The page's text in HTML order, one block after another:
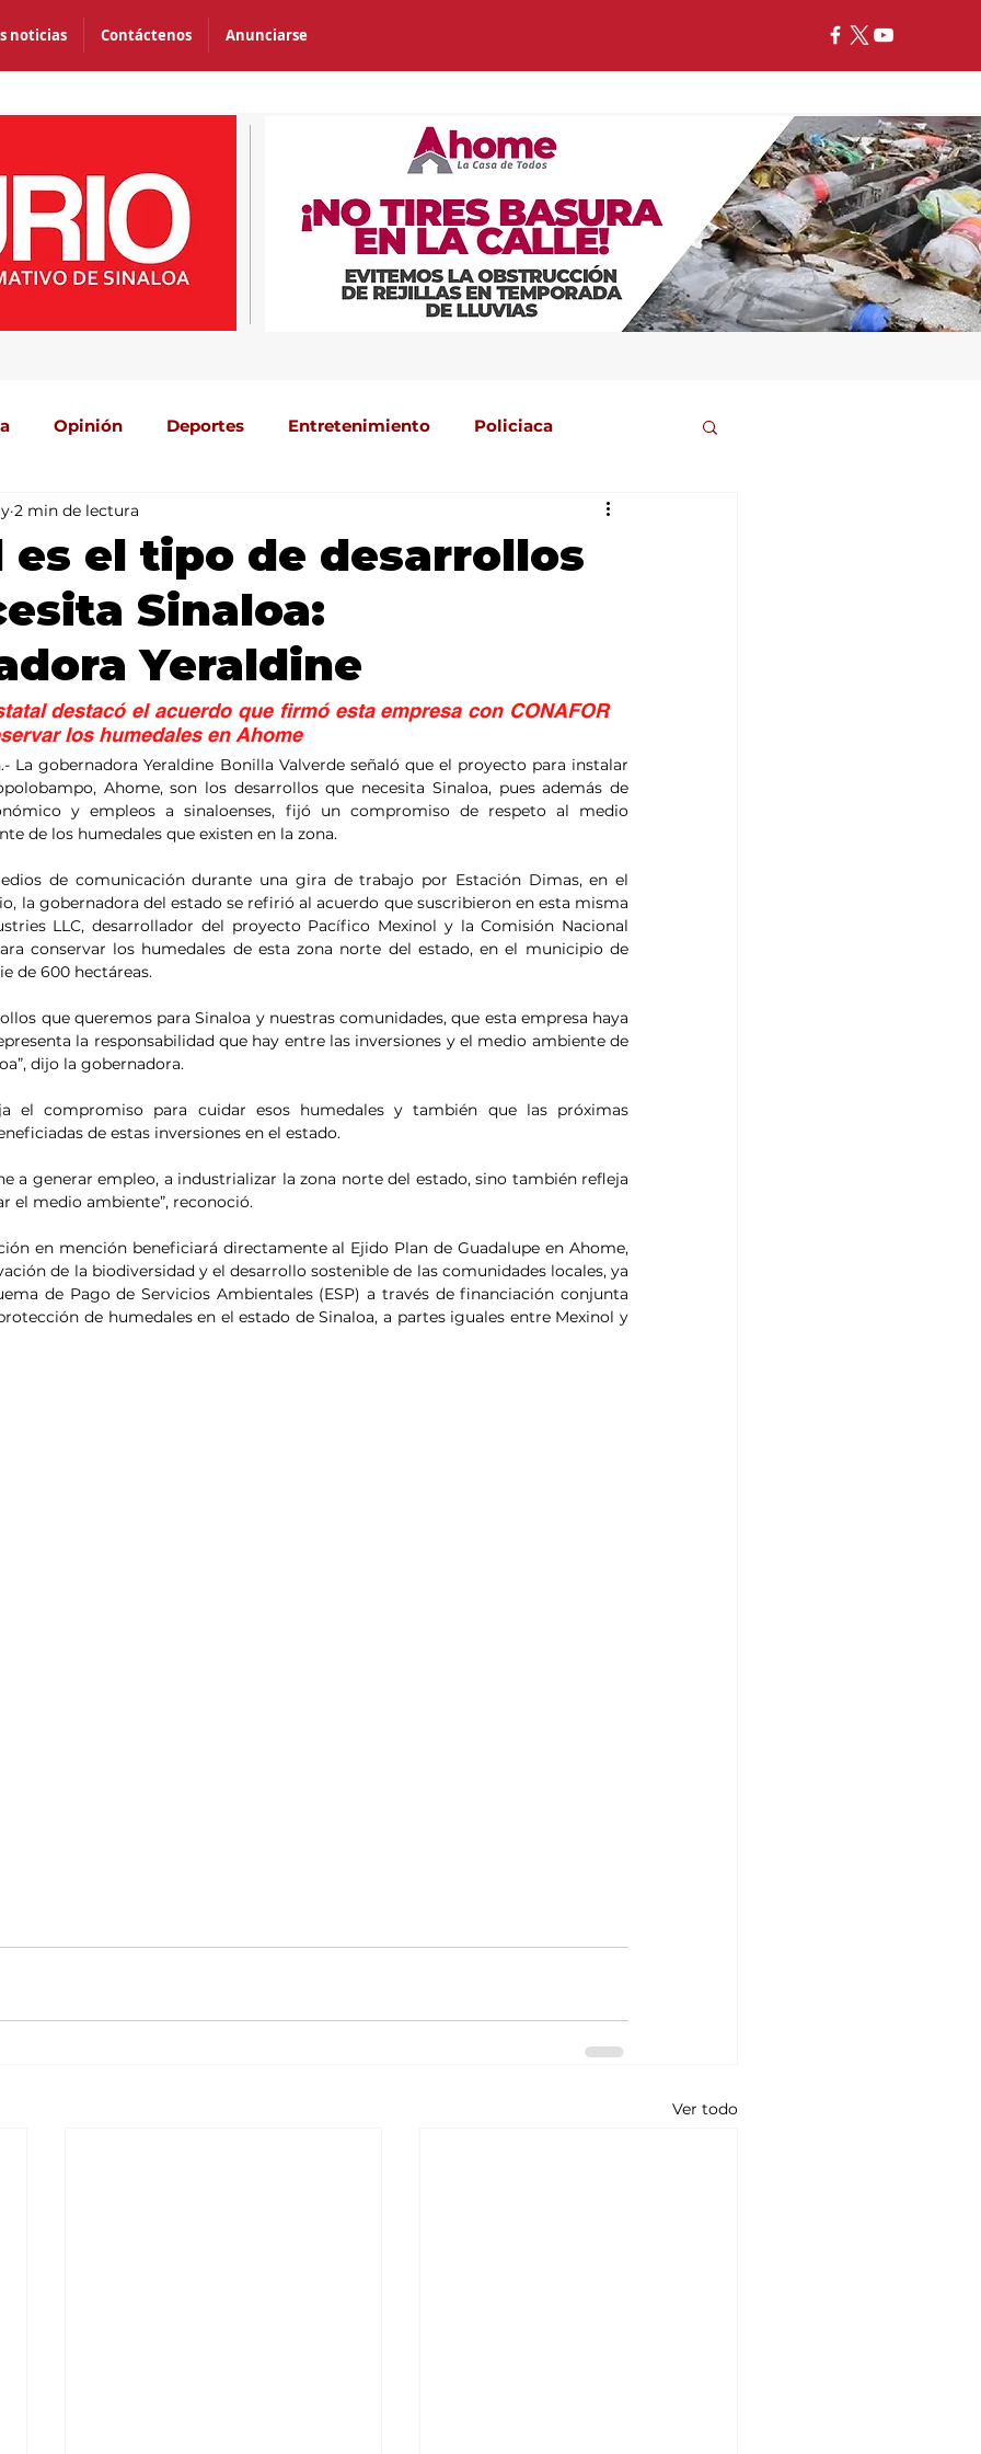
noticias Contáctenos Anunciarse
Opinión Deportes Entretenimiento Policiaca
Mundo Portada 2
es el tipo de desarrollos
Sinaloa:
Yeraldine
2 min de lectura
destacó el acuerdo que firmó esta empresa con CONAFOR
los humedales en Ahome
La gobernadora Yeraldine Bonilla Valverde señaló que el proyecto para instalar
Ahome, son los desarrollos que necesita Sinaloa, pues además de
y empleos a sinaloenses, fijó un compromiso de respeto al medio
de los humedales que existen en la zona.
de comunicación durante una gira de trabajo por Estación Dimas, en el
la gobernadora del estado se refirió al acuerdo que suscribieron en esta misma
LLC, desarrollador del proyecto Pacífico Mexinol y la Comisión Nacional
conservar los humedales de esta zona norte del estado, en el municipio de
de 600 hectáreas.
que queremos para Sinaloa y nuestras comunidades, que esta empresa haya
la responsabilidad que hay entre las inversiones y el medio ambiente de
dijo la gobernadora.
el compromiso para cuidar esos humedales y también que las próximas
de estas inversiones en el estado.
a generar empleo, a industrializar la zona norte del estado, sino también refleja
el medio ambiente”, reconoció.
en mención beneficiará directamente al Ejido Plan de Guadalupe en Ahome,
de la biodiversidad y el desarrollo sostenible de las comunidades locales, ya
de Pago de Servicios Ambientales (ESP) a través de financiación conjunta
de humedales en el estado de Sinaloa, a partes iguales entre Mexinol y
Ver todo